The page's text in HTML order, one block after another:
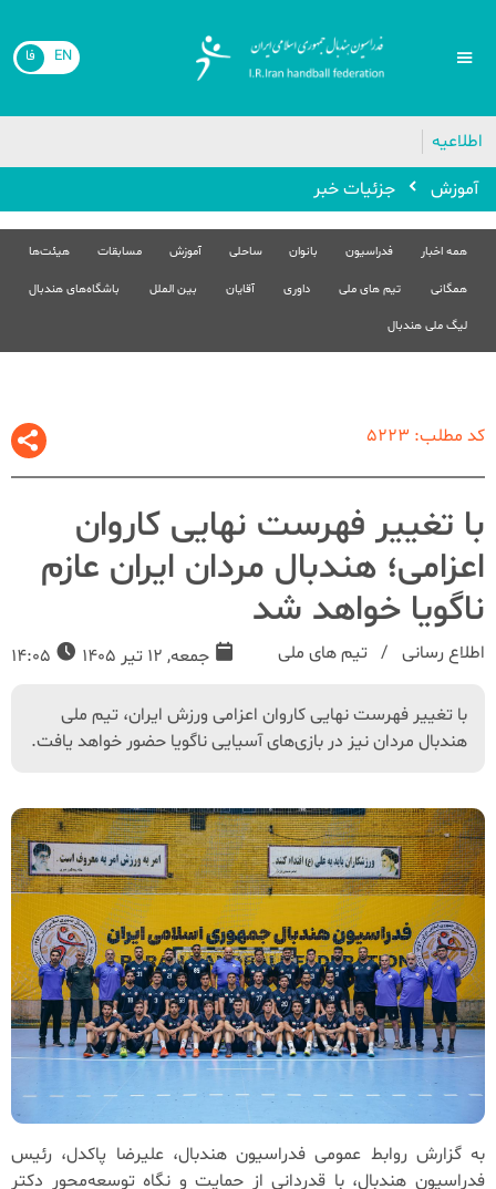
EN فا
اطلاعیه
آموزش
جزئیات خبر
همه اخبار فدراسیون بانوان ساحلی آموزش مسابقات هیئت‌ها
همگانی تیم های ملی داوری آقایان بین الملل باشگاه‌های هندبال
لیگ ملی هندبال
کد مطلب: 5223
با تغییر فهرست نهایی کاروان
اعزامی؛ هندبال مردان ایران عازم
ناگویا خواهد شد
اطلاع رسانی تیم های ملی جمعه, 12 تیر 1405
با تغییر فهرست نهایی کاروان اعزامی ورزش ایران، تیم ملی
هندبال مردان نیز در بازی‌های آسیایی ناگویا حضور خواهد یافت.
به گزارش روابط عمومی فدراسیون هندبال، علیرضا پاکدل، رئیس
فدراسیون هندبال، با قدردانی از حمایت و نگاه توسعه‌محور دکتر